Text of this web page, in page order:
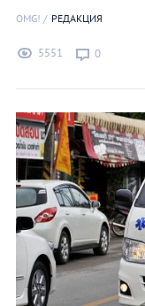
OMG! РЕДАКЦИЯ
5551 0